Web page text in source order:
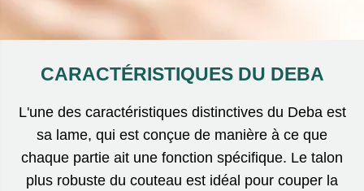
CARACTÉRISTIQUES DU DEBA
L'une des caractéristiques distinctives du Deba est
sa lame, qui est conçue de manière à ce que
chaque partie ait une fonction spécifique. Le talon
plus robuste du couteau est idéal pour couper la